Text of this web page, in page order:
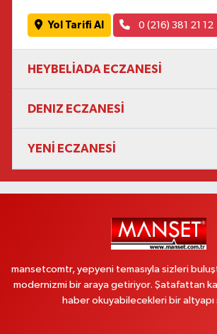
Yol Tarifi Al 0 (216) 381 21 12
HEYBELİADA ECZANESİ
DENIZ ECZANESİ
YENİ ECZANESİ
mansetcomtr, yepyeni temasıyla sizleri
modernizmi bir araya getiriyor. Şatafattan
haber okuyabilecekleri bir altyapı